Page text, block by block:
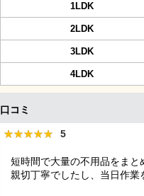
1LDK
2LDK
3LDK
4LDK
口コミ
★★★★★
★★★★★ 5
短時間で大量の不用品をま
親切丁寧でしたし、当日作